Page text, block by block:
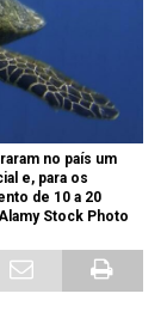
no país um
e, para os
de 10 a 20
Stock Photo